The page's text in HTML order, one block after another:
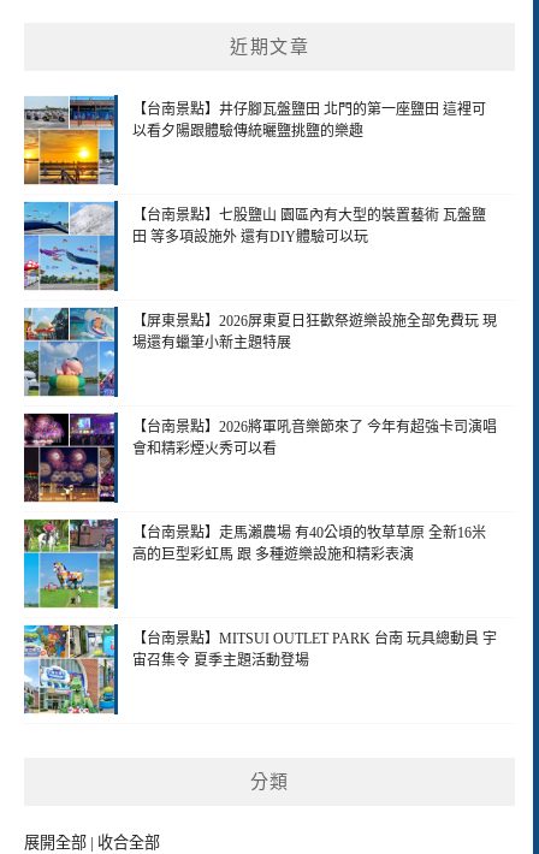
近期文章
【台南景點】井仔腳瓦盤鹽田 北門的第一座鹽田 這裡可
以看夕陽跟體驗傳統曬鹽挑鹽的樂趣
【台南景點】七股鹽山 園區內有大型的裝置藝術 瓦盤鹽
田 等多項設施外 還有DIY體驗可以玩
【屏東景點】2026屏東夏日狂歡祭遊樂設施全部免費玩 現
場還有蠟筆小新主題特展
【台南景點】2026將軍吼音樂節來了 今年有超強卡司演唱
會和精彩煙火秀可以看
【台南景點】走馬瀨農場 有40公頃的牧草草原 全新16米
高的巨型彩虹馬 跟 多種遊樂設施和精彩表演
【台南景點】MITSUI OUTLET PARK 台南 玩具總動員 宇
宙召集令 夏季主題活動登場
分類
展開全部 | 收合全部